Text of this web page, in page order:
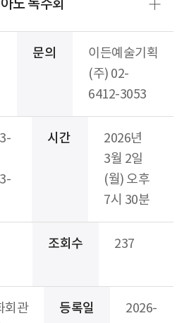
노 독주회
문의
이든예술기획
(주) 02-
6412-3053
시간
2026년
3월 2일
(월) 오후
7시 30분
조회수 237
회관
등록일
2026-